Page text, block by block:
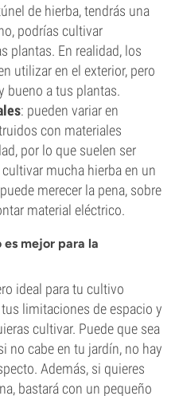
de hierba, tendrás una
podrías cultivar
plantas. En realidad, los
utilizar en el exterior, pero
bueno a tus plantas.
: pueden variar en
con materiales
por lo que suelen ser
mucha hierba en un
merecer la pena, sobre
material eléctrico.
mejor para la
ideal para tu cultivo
limitaciones de espacio y
cultivar. Puede que sea
no cabe en tu jardín, no hay
Además, si quieres
bastará con un pequeño